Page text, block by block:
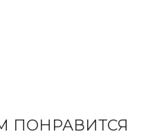
ПОНРАВИТСЯ